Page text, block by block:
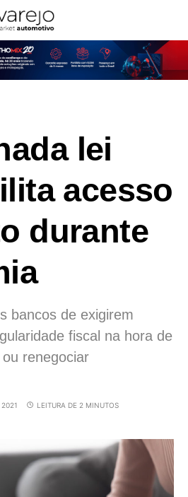
lei
acesso
durante
bancos de exigirem
fiscal na hora de
renegociar
LEITURA DE 2 MINUTOS